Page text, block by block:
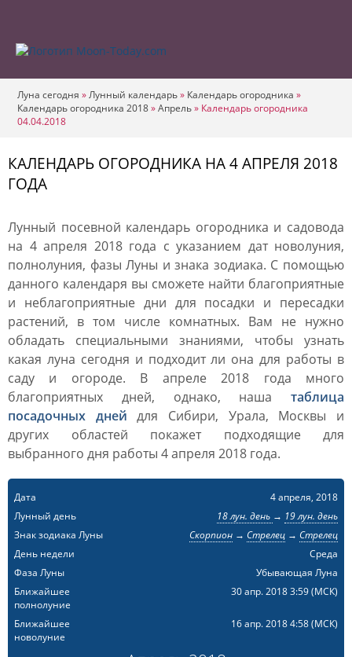
Луна сегодня »Лунный календарь» Календарь огородника »
Календарь огородника 2018»Апрель» Календарь огородника
04.04.2018
КАЛЕНДАРЬ ОГОРОДНИКА НА 4 АПРЕЛЯ 2018
ГОДА
Лунный посевной календарь огородника и садовода
на 4 апреля 2018 года с указанием дат новолуния,
полнолуния, фазы Луны и знака зодиака. С помощью
данного календаря вы сможете найти благоприятные
и неблагоприятные дни для посадки и пересадки
растений, в том числе комнатных. Вам не нужно
обладать специальными знаниями, чтобы узнать
какая луна сегодня и подходит ли она для работы в
саду и огороде. В апреле 2018 года много
благоприятных дней, однако, наша таблица
посадочных дней для Сибири, Урала, Москвы и
других областей покажет подходящие для
выбранного дня работы 4 апреля 2018 года.
Дата
4 апреля, 2018
Лунный день
18 лун. день → 19 лун. день
Знак зодиака Луны
Скорпион→ Стрелец→ Стрелец
День недели
Среда
Фаза Луны
Убывающая Луна
Ближайшее
полнолуние
30 апр. 2018 3:59(МСК)
Ближайшее
новолуние
16 апр. 2018 4:58(МСК)